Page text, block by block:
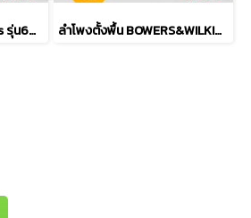
ลำโพง Bowers & Wilkins รุ่น606 S3 ลำโพงตั้งพื้น BOWERS&WILKINS รุ่น 704 S3